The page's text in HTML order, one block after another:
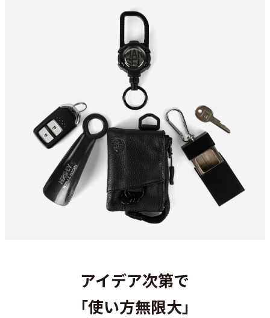
アイデア次第で
「使い方無限大」